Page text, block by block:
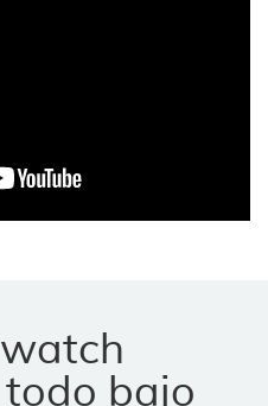
bajo